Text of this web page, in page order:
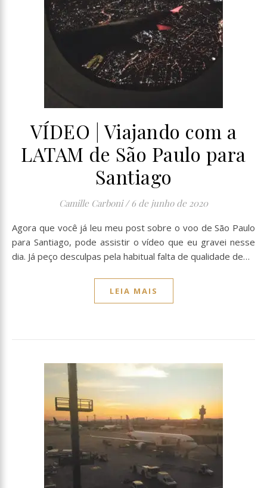
VÍDEO | Viajando com a
LATAM de São Paulo para
Santiago
Camille Carboni / 6 de junho de 2020
Agora que você já leu meu post sobre o voo de São Paulo
para Santiago, pode assistir o vídeo que eu gravei nesse
dia. Já peço desculpas pela habitual falta de qualidade de…
LEIA MAIS